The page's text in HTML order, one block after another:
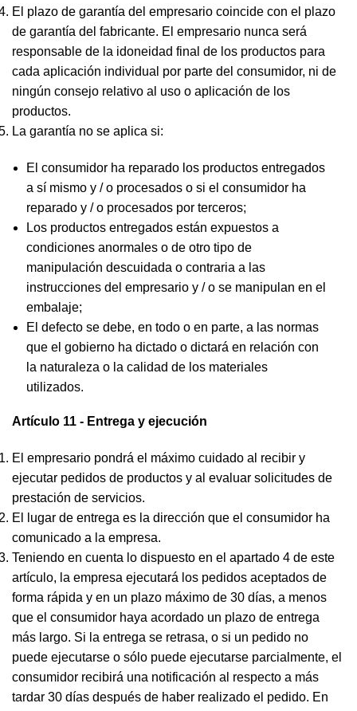
El plazo de garantía del empresario coincide con el plazo
de garantía del fabricante. El empresario nunca será
responsable de la idoneidad final de los productos para
cada aplicación individual por parte del consumidor, ni de
ningún consejo relativo al uso o aplicación de los
productos.
La garantía no se aplica si:
El consumidor ha reparado los productos entregados
a sí mismo y / o procesados o si el consumidor ha
reparado y / o procesados por terceros;
Los productos entregados están expuestos a
condiciones anormales o de otro tipo de
manipulación descuidada o contraria a las
instrucciones del empresario y / o se manipulan en el
embalaje;
El defecto se debe, en todo o en parte, a las normas
que el gobierno ha dictado o dictará en relación con
la naturaleza o la calidad de los materiales
utilizados.
Artículo 11 - Entrega y ejecución
El empresario pondrá el máximo cuidado al recibir y
ejecutar pedidos de productos y al evaluar solicitudes de
prestación de servicios.
El lugar de entrega es la dirección que el consumidor ha
comunicado a la empresa.
Teniendo en cuenta lo dispuesto en el apartado 4 de este
artículo, la empresa ejecutará los pedidos aceptados de
forma rápida y en un plazo máximo de 30 días, a menos
que el consumidor haya acordado un plazo de entrega
más largo. Si la entrega se retrasa, o si un pedido no
puede ejecutarse o sólo puede ejecutarse parcialmente, el
consumidor recibirá una notificación al respecto a más
tardar 30 días después de haber realizado el pedido. En